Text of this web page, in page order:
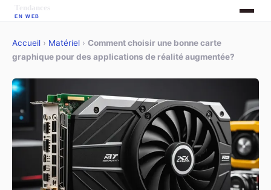
Accueil › Matériel › Comment choisir une bonne carte
graphique pour des applications de réalité augmentée?